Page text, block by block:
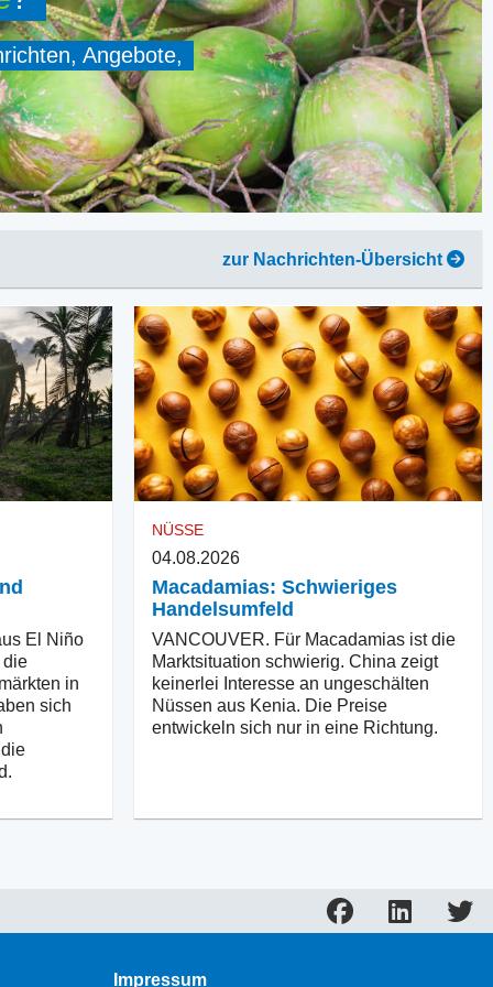
Angebote,
zur Nachrichten-Übersicht
El Niño
die
in
sich
NÜSSE
04.08.2026
Macadamias: Schwieriges
Handelsumfeld
VANCOUVER. Für Macadamias ist die
Marktsituation schwierig. China zeigt
keinerlei Interesse an ungeschälten
Nüssen aus Kenia. Die Preise
entwickeln sich nur in eine Richtung.
Impressum